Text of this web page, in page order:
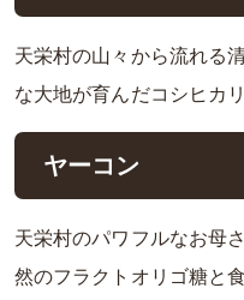
天栄村の山々から流れる
な大地が育んだコシヒカリ
ヤーコン
天栄村のパワフルなお母
然のフラクトオリゴ糖と